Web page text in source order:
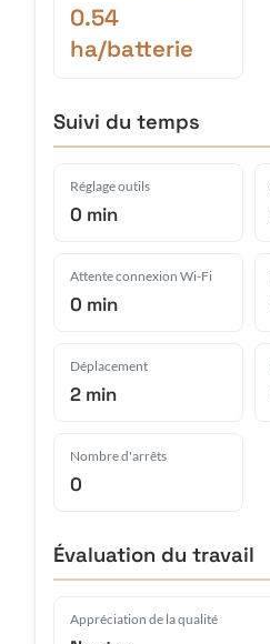
0.54
ha/batterie
Suivi du temps
Réglage outils
0 min
Attente connexion Wi-Fi
0 min
Déplacement
2 min
Nombre d'arrêts
0
Évaluation du travail
Appréciation de la qualité